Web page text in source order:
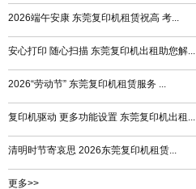
2026端午安康 东莞复印机租赁祝高 考...
安心打印 随心扫描 东莞复印机出租助您解...
2026“劳动节” 东莞复印机租赁服务 ...
复印机驱动 更多功能设置 东莞复印机出租...
清明时节寄哀思 2026东莞复印机租赁...
更多>>